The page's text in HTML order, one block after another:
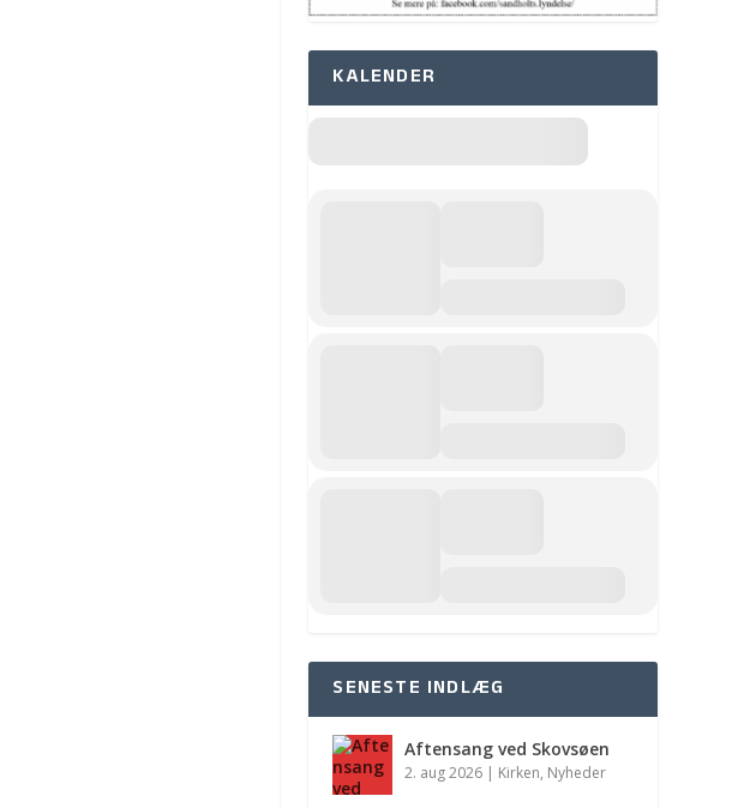
KALENDER
SENESTE INDLÆG
Aftensang ved Skovsøen
2. aug 2026 | Kirken, Nyheder